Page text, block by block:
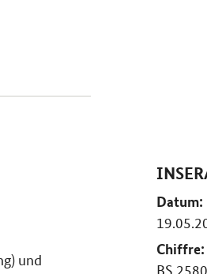
und
Datum:
Chiffre:
BS